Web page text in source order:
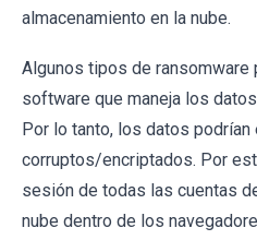
almacenamiento en la nube.
Algunos tipos de ransomware
software que maneja los
Por lo tanto, los datos podrían
corruptos/encriptados. Por
sesión de todas las cuentas
nube dentro de los